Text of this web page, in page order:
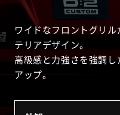
ワイドなフロントグリ
テリアデザイン。
高級感と力強さを強調
アップ。